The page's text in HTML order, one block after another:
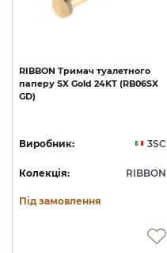
RIBBON Тримач туалетного
паперу SX Gold 24KT (RB06SX
GD)
Виробник: 3SC
Колекція: RIBBON
Під замовлення